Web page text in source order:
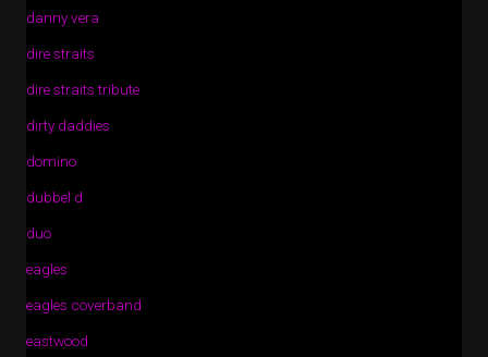
danny vera
dire straits
dire straits tribute
dirty daddies
domino
dubbel d
duo
eagles
eagles coverband
eastwood